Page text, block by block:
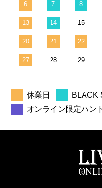
6 7 8
13 14 15
20 21 22
27 28 29
休業日
BLACK
オンライン限定ハン